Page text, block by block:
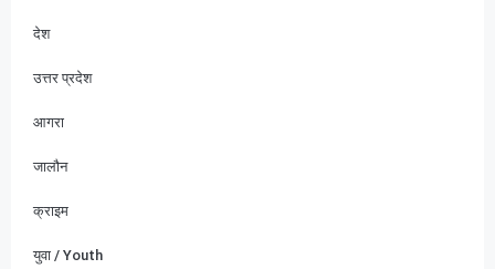
देश
उत्तर प्रदेश
आगरा
जालौन
क्राइम
युवा / Youth